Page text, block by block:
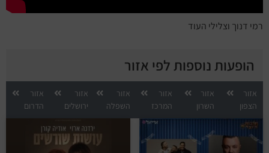
רמי דנוך וצלילי העוד
הופעות נוספות לפי אזור
אזור
הצפון
אזור
השרון
אזור
המרכז
אזור
השפלה
אזור
ירושלים
אזור
הדרום